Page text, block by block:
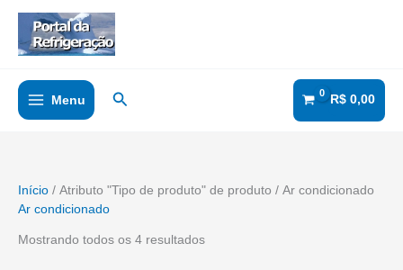
Menu Pesquisar R$0,00
Início / Atributo "Tipo de produto" de produto / Ar condicionado
Ar condicionado
Mostrando todos os 4 resultados